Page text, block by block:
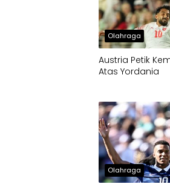
Olahraga
Austria Petik
Atas Yordania
Olahraga